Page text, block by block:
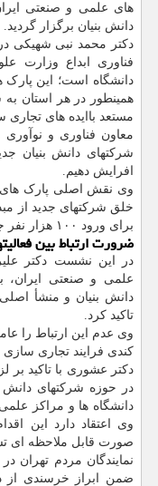
های علمی و صنعتی
دانش بنیان برگزار گردید.
دکتر محمد نبی شهیکی
فناوری ابداع وزارت
دانشگاه است؛ این
همینطور در هر استان به
مستعد باایده های
معاون فناوری و
شرکتهای دانش بنیان
افرایش دهیم.
وی نقش اصلی پارک های
خلق شرکتهای جدید از
برای ورود ۱۰۰ هزار نفر جدید به این حوزه عنوان نمود.
ضرورت ارتباط بین
در این نشست دکتر
علمی و صنعتی ایران،
دانش بنیان و منشأ اصلی
تاکید کرد.
وی عدم این ارتباط را
کندی فرایند تجاری سازی
دکتر عشوری با تاکید بر
در حوزه شرکتهای دانش
دانشگاه ها و مراکز
وی اعتقاد دارد این
صورت قابل ملاحظه ای
نمایندگان مردم
ضمن ابراز خرسندی از